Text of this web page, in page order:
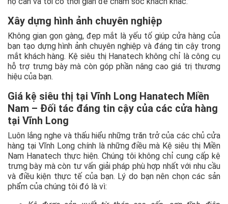
Xây dựng hình ảnh chuyên nghiệp
Không gian gọn gàng, đẹp mắt là yếu tố giúp cửa hàng của
bạn tạo dựng hình ảnh chuyên nghiệp và đáng tin cậy trong
mắt khách hàng. Kệ siêu thị Hanatech không chỉ là công cụ
hỗ trợ trưng bày mà còn góp phần nâng cao giá trị thương
hiệu của bạn.
Giá kệ siêu thị tại Vĩnh Long Hanatech Miền
Nam – Đối tác đáng tin cậy của các cửa hàng
tại Vĩnh Long
Luôn lắng nghe và thấu hiểu những trăn trở của các chủ cửa
hàng tại Vĩnh Long chính là những điều mà Kệ siêu thị Miền
Nam Hanatech thực hiện. Chúng tôi không chỉ cung cấp kệ
trưng bày mà còn tư vấn giải pháp phù hợp nhất với nhu cầu
và điều kiện thực tế của bạn. Lý do bạn nên chọn các sản
phẩm của chúng tôi đó là vì: